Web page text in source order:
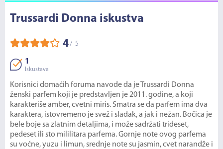
Trussardi Donna iskustva
4/ 5
1
Iskustava
Korisnici domaćih foruma navode da je Trussardi Donna
ženski parfem koji je predstavljen je 2011. godine, a koji
karakteriše amber, cvetni miris. Smatra se da parfem ima dva
karaktera, istovremeno je svež i sladak, a jak i nežan. Bočica je
bele boje sa zlatnim detaljima, i može sadržati trideset,
pedeset ili sto mililitara parfema. Gornje note ovog parfema
su voćne, yuzu i limun, srednje note su jasmin, cvet narandže i